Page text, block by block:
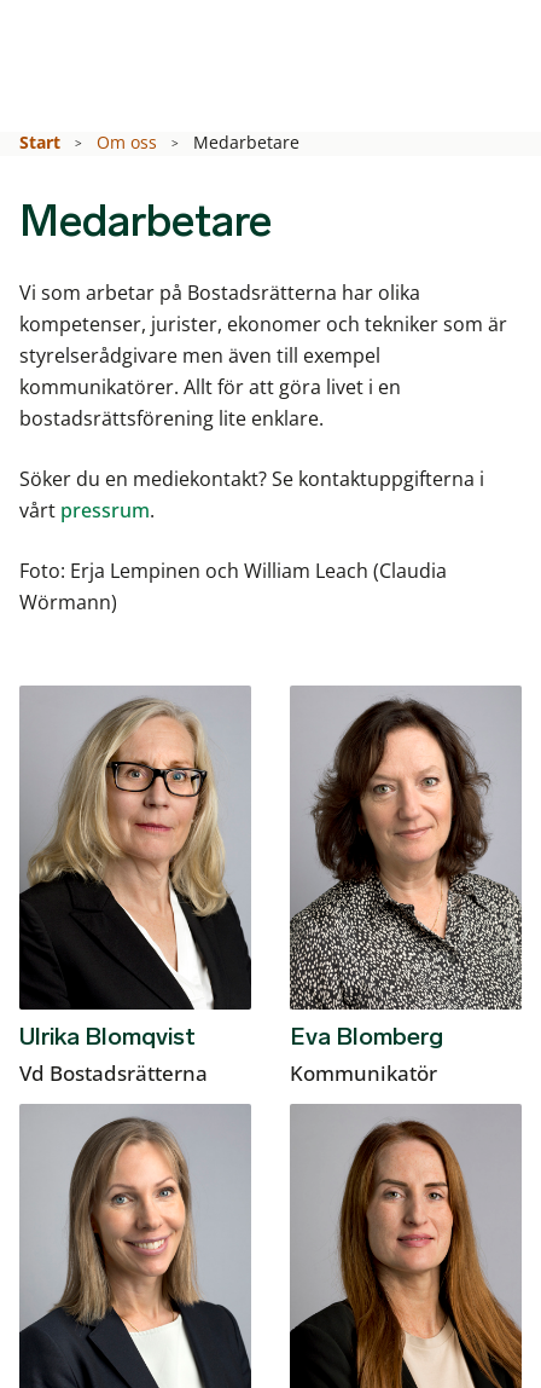
Start Om oss Medarbetare
Medarbetare
Vi som arbetar på Bostadsrätterna har olika
kompetenser, jurister, ekonomer och tekniker som är
styrelserådgivare men även till exempel
kommunikatörer. Allt för att göra livet i en
bostadsrättsförening lite enklare.
Söker du en mediekontakt? Se kontaktuppgifterna i
vårt pressrum.
Foto: Erja Lempinen och William Leach (Claudia
Wörmann)
Ulrika Blomqvist
Vd Bostadsrätterna
Eva Blomberg
Kommunikatör